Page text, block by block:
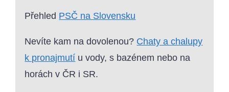
Přehled PSČ na Slovensku
Nevíte kam na dovolenou? Chaty a chalupy
k pronajmutí u vody, s bazénem nebo na
horách v ČR i SR.